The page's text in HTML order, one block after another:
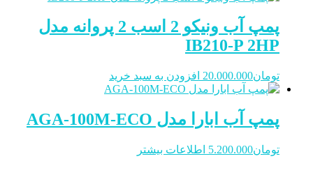
پمپ آب ونیکو 2 اسب 2 پروانه مدل
IB210-P 2HP
تومان20.000.000 افزودن به سبد خرید
پمپ آب ابارا مدل AGA-100M-ECO
تومان5.200.000 اطلاعات بیشتر